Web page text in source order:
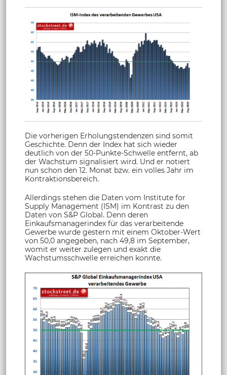
Die vorherigen Erholungstendenzen sind somit
Geschichte. Denn der Index hat sich wieder
deutlich von der 50-Punkte-Schwelle entfernt, ab
der Wachstum signalisiert wird. Und er notiert
nun schon den 12. Monat bzw. ein volles Jahr im
Kontraktionsbereich.
Allerdings stehen die Daten vom Institute for
Supply Management (ISM) im Kontrast zu den
Daten von S&P Global. Denn deren
Einkaufsmanagerindex für das verarbeitende
Gewerbe wurde gestern mit einem Oktober-Wert
von 50,0 angegeben, nach 49,8 im September,
womit er weiter zulegen und exakt die
Wachstumsschwelle erreichen konnte.